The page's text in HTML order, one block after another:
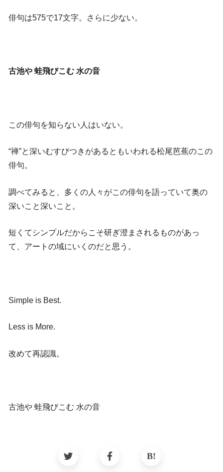
俳句は575で17文字。さらに少ない。
古池や 蛙飛びこむ 水の音
この俳句を知らない人はいない。
“禅”と深いむすびつきがあるともいわれる松尾芭蕉のこの
俳句。
調べてみると、多くの人々がこの俳句を語っていて奥の
深いこと深いこと。
短くてシンプルだからこそ研ぎ澄まされるものがあっ
て、アートの域にいくのだと思う。
Simple is Best.
Less is More.
改めて再認識。
古池や 蛙飛びこむ 水の音